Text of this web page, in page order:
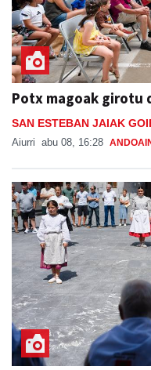
Potx magoak girotu
SAN ESTEBAN JAIAK
Aiurri abu 08, 16:28